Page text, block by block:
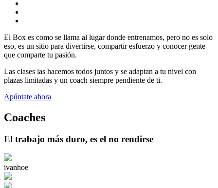
El Box es como se llama al lugar donde entrenamos, pero no es solo
eso, es un sitio para divertirse, compartir esfuerzo y conocer gente
que comparte tu pasión.
Las clases las hacemos todos juntos y se adaptan a tu nivel con
plazas limitadas y un coach siempre pendiente de ti.
Apúntate ahora
Coaches
El trabajo más duro, es el no rendirse
ivanhoe